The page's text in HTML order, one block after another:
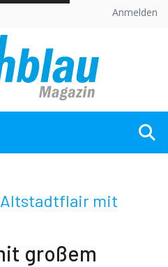
Anmelden
mit
großem